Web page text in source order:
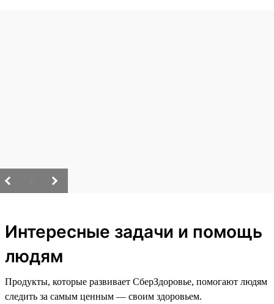
Интересные задачи и помощь
людям
Продукты, которые развивает СберЗдоровье, помогают людям
следить за самым ценным — своим здоровьем.